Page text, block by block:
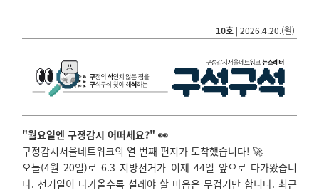
10호 | 2026.4.20.(월)
"월요일엔 구정감시 어떠세요?" 👀
구정감시서울네트워크의 열 번째 편지가 도착했습니다! 🚀
오늘(4월 20일)로 6.3 지방선거가 이제 44일 앞으로 다가왔습니
다. 선거일이 다가올수록 설레야 할 마음은 무겁기만 합니다. 최근